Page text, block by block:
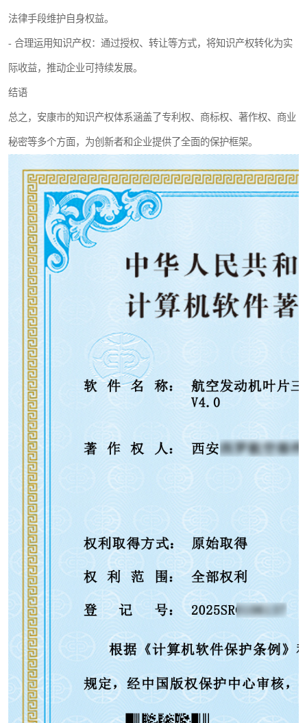
法律手段维护自身权益。
- 合理运用知识产权：通过授权、转让等方式，将知识产权转化为实
际收益，推动企业可持续发展。
结语
总之，安康市的知识产权体系涵盖了专利权、商标权、著作权、商业
秘密等多个方面，为创新者和企业提供了全面的保护框架。